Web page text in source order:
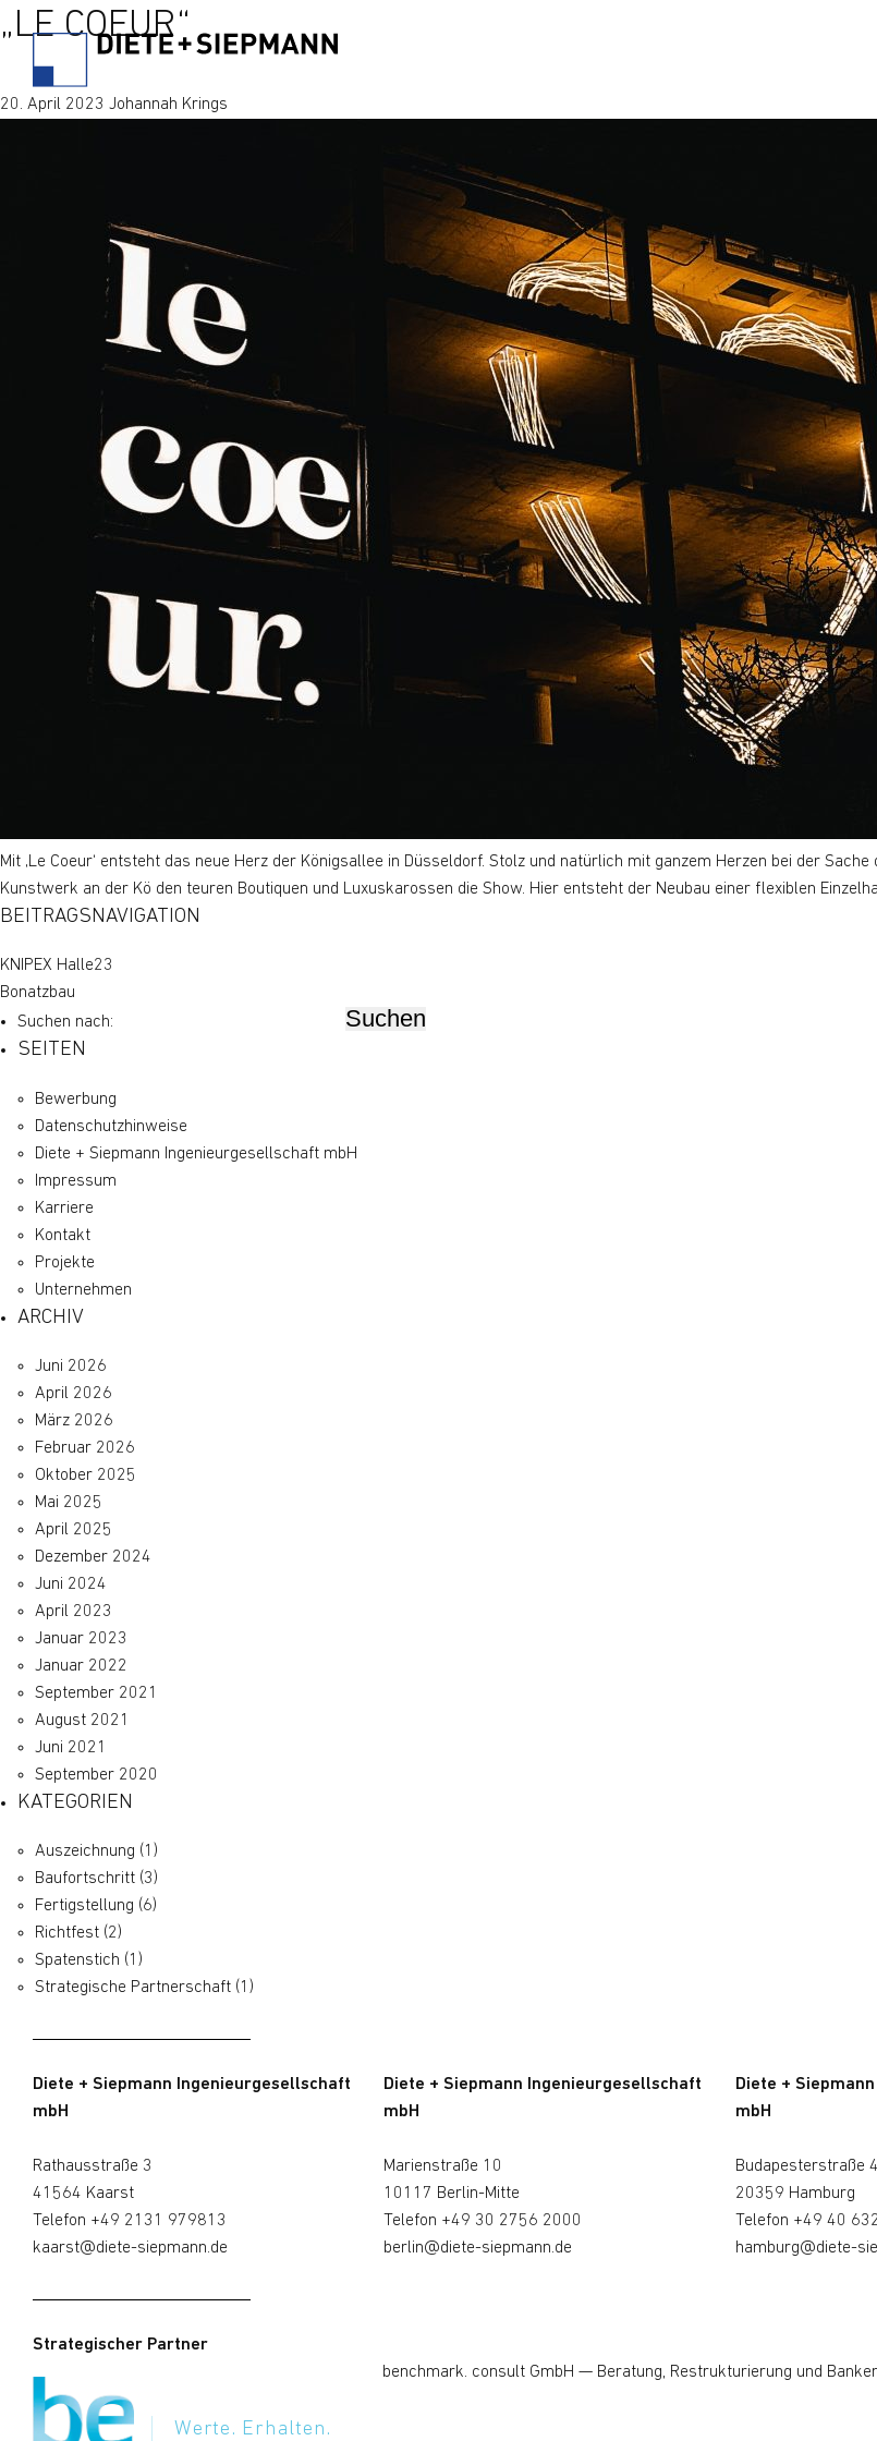
„LE COEUR“
20. April 2023 Johannah Krings
Mit ‚Le Coeur‘ entsteht das neue Herz der Königsallee in Düsseldorf. Stolz und natürlich mit ganzem Herzen bei der
Kunstwerk an der Kö den teuren Boutiquen und Luxuskarossen die Show. Hier entsteht der Neubau einer flexiblen
BEITRAGSNAVIGATION
KNIPEX Halle23
Bonatzbau
Suchen nach:
SEITEN
Bewerbung
Datenschutz­hinweise
Diete + Siepmann Ingenieurgesellschaft mbH
Impressum
Karriere
Kontakt
Projekte
Unternehmen
ARCHIV
Juni 2026
April 2026
März 2026
Februar 2026
Oktober 2025
Mai 2025
April 2025
Dezember 2024
Juni 2024
April 2023
Januar 2023
Januar 2022
September 2021
August 2021
Juni 2021
September 2020
KATEGORIEN
Auszeichnung (1)
Baufortschritt (3)
Fertigstellung (6)
Richtfest (2)
Spatenstich (1)
Strategische Partnerschaft (1)
Diete + Siepmann Ingenieurgesellschaft
mbH
Rathausstraße 3
41564 Kaarst
Telefon +49 2131 979813
kaarst@diete-siepmann.de
Diete + Siepmann Ingenieurgesellschaft
mbH
Marienstraße 10
10117 Berlin-Mitte
Telefon +49 30 2756 2000
berlin@diete-siepmann.de
Diete +
mbH
Budapesterstraße
20359 Hamburg
Telefon +49 40
hamburg@diete-
Strategischer Partner
Werte. Erhalten.
benchmark. consult GmbH — Beratung, Restrukturierung und